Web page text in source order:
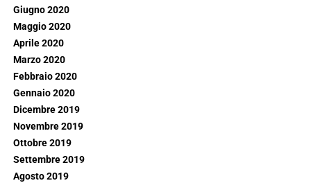
Giugno 2020
Maggio 2020
Aprile 2020
Marzo 2020
Febbraio 2020
Gennaio 2020
Dicembre 2019
Novembre 2019
Ottobre 2019
Settembre 2019
Agosto 2019